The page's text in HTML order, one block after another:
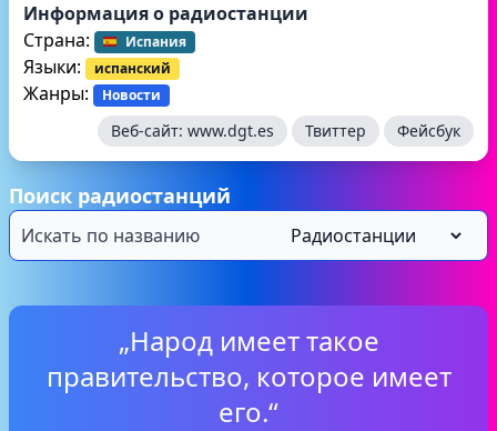
Информация о радиостанции
Страна:
Испания
Языки: испанский
Жанры: Новости
Веб-сайт: www.dgt.es Твиттер Фейсбук
Поиск радиостанций
„Народ имеет такое
правительство, которое имеет
его.“